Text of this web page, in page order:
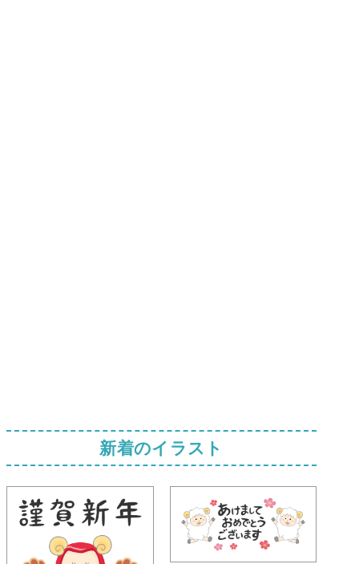
新着のイラスト